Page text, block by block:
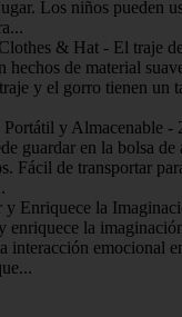
Los niños pueden
& Hat - El traje
hechos de material
y el gorro tienen un
Portátil y Almacenable -
guardar en la bolsa
Fácil de transportar
y Enriquece la
enriquece la
interacción emocional